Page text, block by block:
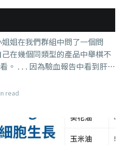
姐在我們群組中問了一個問
肝指
了一些護肝的東西，他拿照片
是隨便取一個代號罷了）的客
客戶問客服小姐
牌的產品是不是真的比那個西藥
read